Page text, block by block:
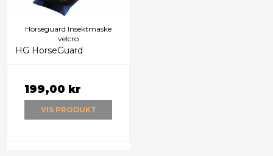
Horseguard Insektmaske
velcro
HG HorseGuard
199,00 kr
VIS PRODUKT